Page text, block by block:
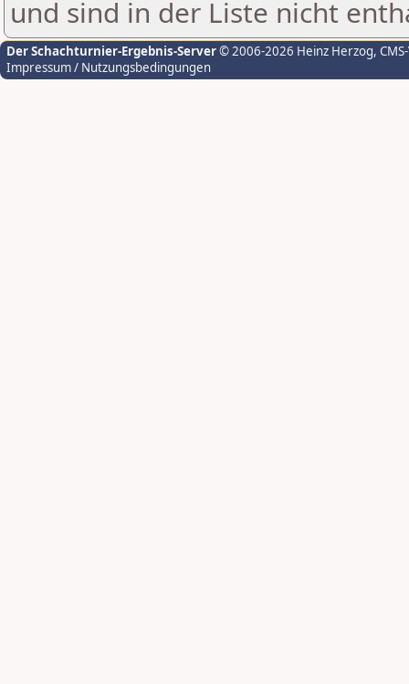
und sind in der Liste nicht
Der Schachturnier-Ergebnis-Server© 2006-2026 Heinz Herzog,
Impressum / Nutzungsbedingungen